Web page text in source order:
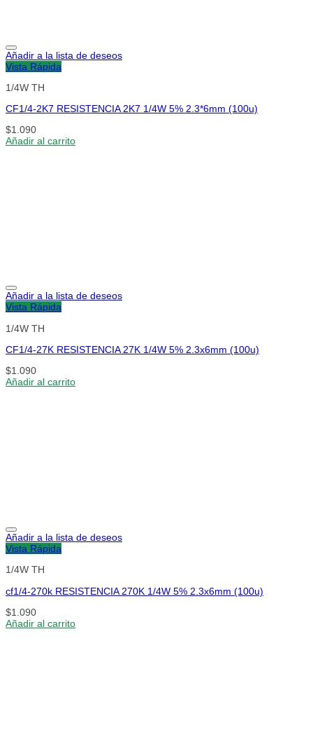
Añadir a la lista de deseos
Vista Rápida
1/4W TH
CF1/4-2K7 RESISTENCIA 2K7 1/4W 5% 2.3*6mm (100u)
$1.090
Añadir al carrito
Añadir a la lista de deseos
Vista Rápida
1/4W TH
CF1/4-27K RESISTENCIA 27K 1/4W 5% 2.3x6mm (100u)
$1.090
Añadir al carrito
Añadir a la lista de deseos
Vista Rápida
1/4W TH
cf1/4-270k RESISTENCIA 270K 1/4W 5% 2.3x6mm (100u)
$1.090
Añadir al carrito